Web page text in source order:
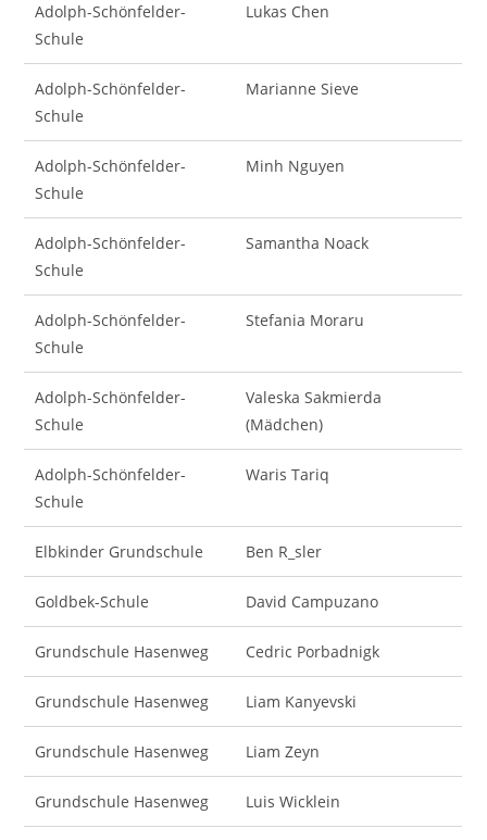
Adolph-Schönfelder-
Schule
Lukas Chen
Adolph-Schönfelder-
Schule
Marianne Sieve
Adolph-Schönfelder-
Schule
Minh Nguyen
Adolph-Schönfelder-
Schule
Samantha Noack
Adolph-Schönfelder-
Schule
Stefania Moraru
Adolph-Schönfelder-
Schule
Valeska Sakmierda
(Mädchen)
Adolph-Schönfelder-
Schule
Waris Tariq
Elbkinder Grundschule Ben R_sler
Goldbek-Schule David Campuzano
Grundschule Hasenweg Cedric Porbadnigk
Grundschule Hasenweg Liam Kanyevski
Grundschule Hasenweg Liam Zeyn
Grundschule Hasenweg Luis Wicklein